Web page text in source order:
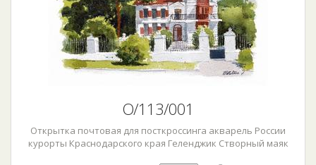
О/113/001
Открытка почтовая для посткроссинга акварель России
курорты Краснодарского края Геленджик Створный маяк